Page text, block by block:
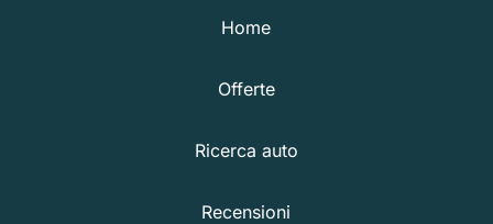
Home
Offerte
Ricerca auto
Recensioni